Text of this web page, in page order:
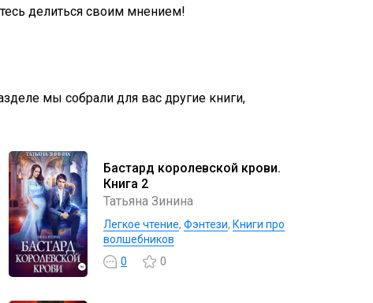
делиться своим мнением!
мы собрали для вас другие книги,
Бастард королевской крови.
Книга 2
Татьяна Зинина
Легкое чтение, Фэнтези, Книги про
волшебников
0
0